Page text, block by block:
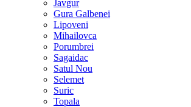
Javgur
Gura Galbenei
Lipoveni
Mihailovca
Porumbrei
Sagaidac
Satul Nou
Selemet
Suric
Topala